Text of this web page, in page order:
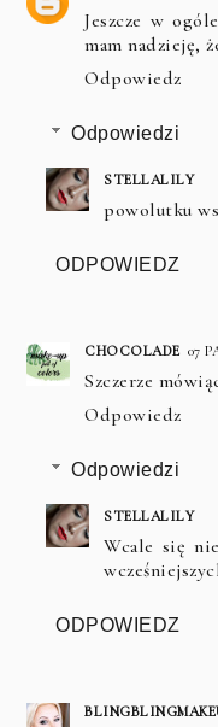
Jeszcze w
mam nadzieję,
Odpowiedz
Odpowiedzi
STELLALILY
powolutku
ODPOWIEDZ
CHOCOLADE 07
Szczerze
Odpowiedz
Odpowiedzi
STELLALILY
Wcale się
ODPOWIEDZ